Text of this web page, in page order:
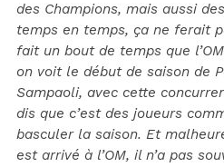
des Champions, mais aussi
temps en temps, ça ne ferait
fait un bout de temps que
on voit le début de saison de
Sampaoli, avec cette
dis que c’est des joueurs
basculer la saison. Et
est arrivé à l’OM, il n’a pas